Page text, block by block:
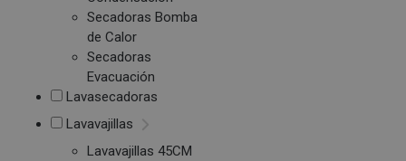
Secadoras Bomba
de Calor
Secadoras
Evacuación
Lavasecadoras
Lavavajillas
Lavavajillas 45CM